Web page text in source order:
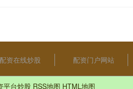
配资在线炒股 配资门户网站
平台炒股 RSS地图 HTML地图